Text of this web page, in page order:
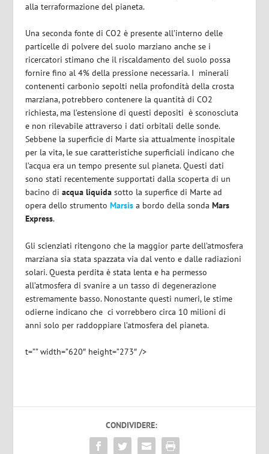
alla terraformazione del pianeta.
Una seconda fonte di CO2 è presente all’interno delle
particelle di polvere del suolo marziano anche se i
ricercatori stimano che il riscaldamento del suolo possa
fornire fino al 4% della pressione necessaria. I minerali
contenenti carbonio sepolti nella profondità della crosta
marziana, potrebbero contenere la quantità di CO2
richiesta, ma l’estensione di questi depositi è sconosciuta
e non rilevabile attraverso i dati orbitali delle sonde.
Sebbene la superficie di Marte sia attualmente inospitale
per la vita, le sue caratteristiche superficiali indicano che
l’acqua era un tempo presente sul pianeta. Questi dati
sono stati recentemente supportati dalla scoperta di un
bacino diacqua liquida sotto la superfice di Marte ad
opera dello strumento Marsis a bordo della sondaMars
Express.
Gli scienziati ritengono che la maggior parte dell’atmosfera
marziana sia stata spazzata via dal vento e dalle radiazioni
solari. Questa perdita è stata lenta e ha permesso
all’atmosfera di svanire a un tasso di degenerazione
estremamente basso. Nonostante questi numeri, le stime
odierne indicano che ci vorrebbero circa 10 milioni di
anni solo per raddoppiare l’atmosfera del pianeta.
t=”” width=”620″ height=”273″ />
CONDIVIDERE: